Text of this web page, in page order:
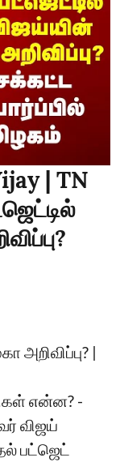
| TN
அறிவிப்பு? |
என்ன? -
விஜய்
பட்ஜெட்